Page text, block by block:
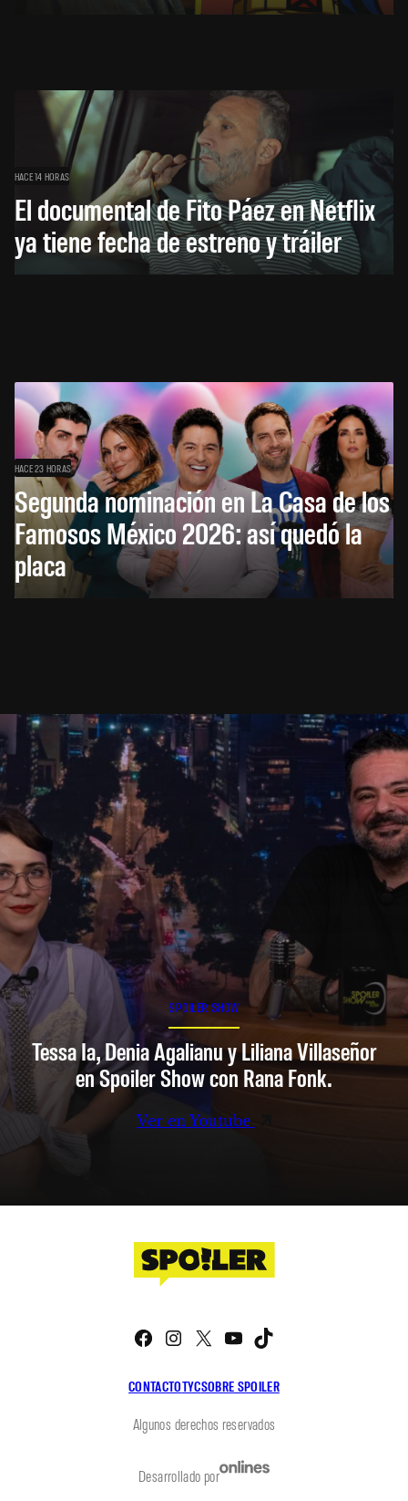
HACE 14 HORAS
El documental de Fito Páez en Netflix
ya tiene fecha de estreno y tráiler
HACE 23 HORAS
Segunda nominación en La Casa de los
Famosos México 2026: así quedó la
placa
SPOILER SHOW
Tessa Ia, Denia Agalianu y Liliana Villaseñor
en Spoiler Show con Rana Fonk.
Ver en Youtube
CONTACTOTYCSOBRE SPOILER
Facebook
Instagram
X YouTube
Algunos derechos reservados
Desarrollado por